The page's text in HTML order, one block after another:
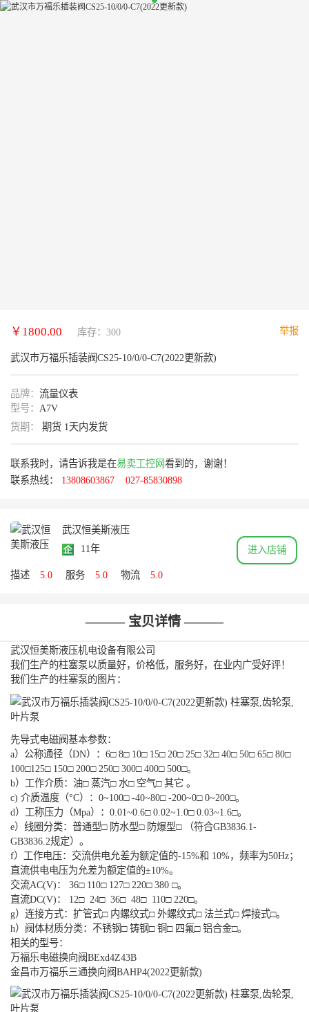
￥1800.00 库存：300 举报
武汉市万福乐插装阀CS25-10/0/0-C7(2022更新款)
品牌： 流量仪表
型号： A7V
货期：
期货 1天内发货
联系我时，请告诉我是在易卖工控网看到的，谢谢！
联系热线： 13808603867 027-85830898
武汉恒美斯液压
11年
描述 5.0 服务 5.0 物流 5.0
进入店铺
——— 宝贝详情 ———
武汉恒美斯液压机电设备有限公司
我们生产的柱塞泵以质量好，价格低，服务好，在业内广受好评！
我们生产的柱塞泵的图片：
先导式电磁阀基本参数：
a）公称通径（DN）：6□ 8□ 10□ 15□ 20□ 25□ 32□ 40□ 50□ 65□ 80□
100□125□ 150□ 200□ 250□ 300□ 400□ 500□。
b）工作介质：油□ 蒸汽□ 水□ 空气□ 其它 。
c) 介质温度（°C）：0~100□ -40~80□ -200~0□ 0~200□。
d）工称压力（Mpa）：0.01~0.6□ 0.02~1.0□ 0.03~1.6□。
e）线圈分类：普通型□ 防水型□ 防爆型□ （符合GB3836.1-
GB3836.2规定）。
f）工作电压：交流供电允差为额定值的-15%和 10%，频率为50Hz；
直流供电电压为允差为额定值的±10%。
交流AC(V)： 36□ 110□ 127□ 220□ 380 □。
直流DC(V)： 12□ 24□ 36□ 48□ 110□ 220□。
g）连接方式：扩管式□ 内螺纹式□ 外螺纹式□ 法兰式□ 焊接式□。
h）阀体材质分类：不锈钢□ 铸钢□ 铜□ 四氟□ 铝合金□。
相关的型号：
万福乐电磁换向阀BExd4Z43B
金昌市万福乐三通换向阀BAHP4(2022更新款)